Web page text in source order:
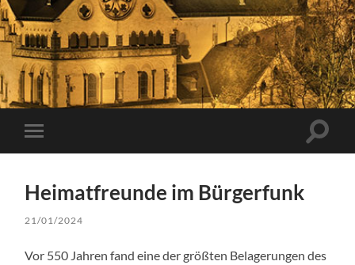
Mobile-
Menü
Heimatfreunde im Bürgerfunk
21/01/2024
Vor 550 Jahren fand eine der größten Belagerungen des